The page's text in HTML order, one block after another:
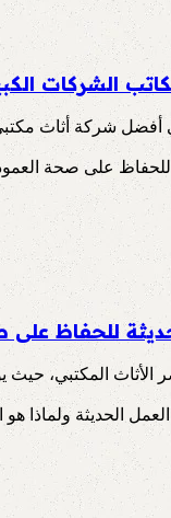
الشركات
أفضل شركة أثاث
للحفاظ على
المكتبي، حيث